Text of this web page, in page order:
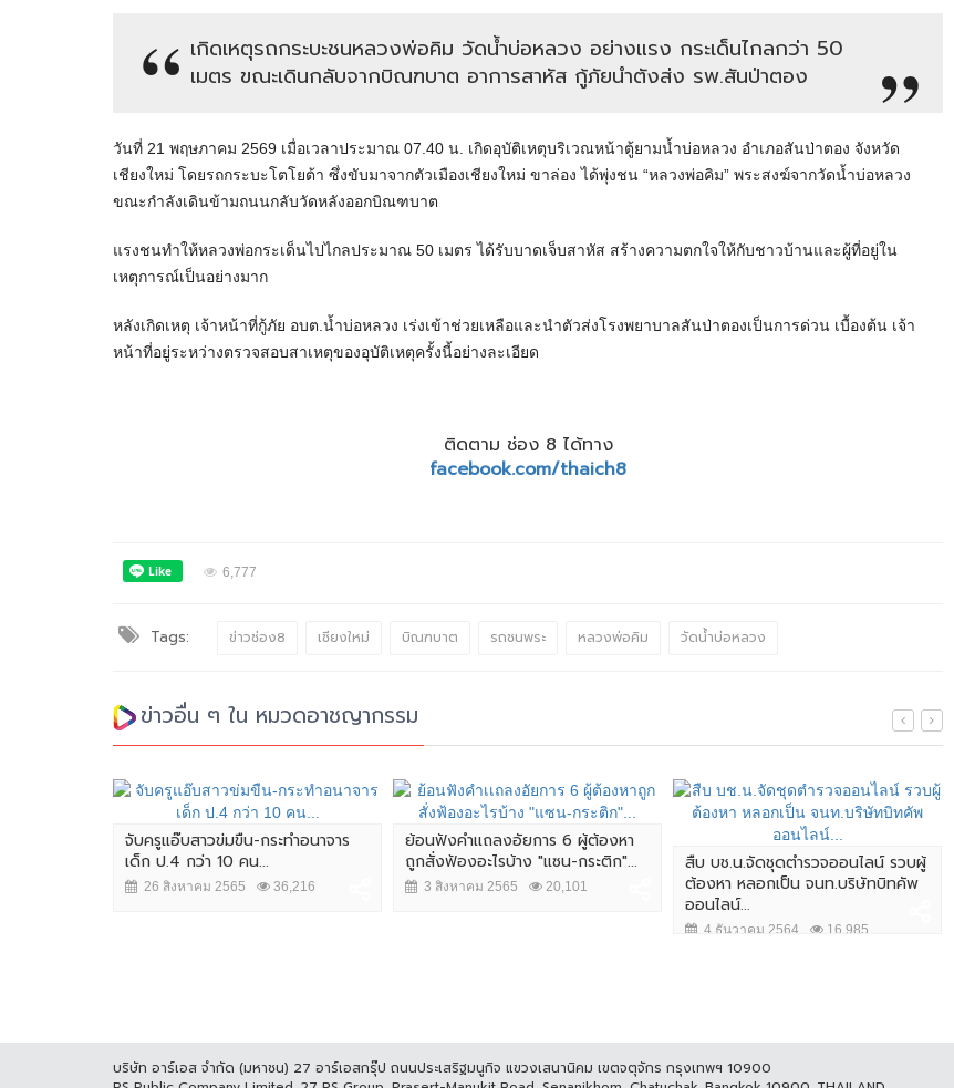
เกิดเหตุรถกระบะชนหลวงพ่อคิม วัดน้ำบ่อหลวง อย่างแรง กระเด็นไกลกว่า 50
เมตร ขณะเดินกลับจากบิณฑบาต อาการสาหัส กู้ภัยนำตังส่ง รพ.สันป่าตอง
วันที่ 21 พฤษภาคม 2569 เมื่อเวลาประมาณ 07.40 น. เกิดอุบัติเหตุบริเวณหน้าตู้ยามน้ำบ่อหลวง อำเภอสันป่าตอง จังหวัด
เชียงใหม่ โดยรถกระบะโตโยต้า ซึ่งขับมาจากตัวเมืองเชียงใหม่ ขาล่อง ได้พุ่งชน “หลวงพ่อคิม” พระสงฆ์จากวัดน้ำบ่อหลวง
ขณะกำลังเดินข้ามถนนกลับวัดหลังออกบิณฑบาต
แรงชนทำให้หลวงพ่อกระเด็นไปไกลประมาณ 50 เมตร ได้รับบาดเจ็บสาหัส สร้างความตกใจให้กับชาวบ้านและผู้ที่อยู่ใน
เหตุการณ์เป็นอย่างมาก
หลังเกิดเหตุ เจ้าหน้าที่กู้ภัย อบต.น้ำบ่อหลวง เร่งเข้าช่วยเหลือและนำตัวส่งโรงพยาบาลสันป่าตองเป็นการด่วน เบื้องต้น เจ้า
หน้าที่อยู่ระหว่างตรวจสอบสาเหตุของอุบัติเหตุครั้งนี้อย่างละเอียด
ติดตาม ช่อง 8 ได้ทาง
facebook.com/thaich8
6,777
Tags: ข่าวช่อง8 เชียงใหม่ บิณฑบาต รถชนพระ หลวงพ่อคิม วัดน้ำบ่อหลวง
ข่าวอื่น ๆ ใน หมวดอาชญากรรม
จับครูแอ๊บสาวข่มขืน-กระทำอนาจาร
เด็ก ป.4 กว่า 10 คน...
26 สิงหาคม 2565 36,216
ย้อนฟังคำเเถลงอัยการ 6 ผู้ต้องหา
ถูกสั่งฟ้องอะไรบ้าง "แซน-กระติก"...
3 สิงหาคม 2565 20,101
สืบ บช.น.จัดชุดตำรวจออนไลน์ รวบผู้
ต้องหา หลอกเป็น จนท.บริษัทบิทคัพ
ออนไลน์...
4 ธันวาคม 2564 16,985
บริษัท อาร์เอส จำกัด (มหาชน) 27 อาร์เอสกรุ๊ป ถนนประเสริฐมนูกิจ แขวงเสนานิคม เขตจตุจักร กรุงเทพฯ 10900